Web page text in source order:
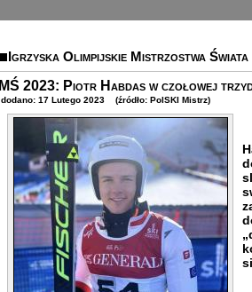
Igrzyska Olimpijskie Mistrzostwa
MŚ 2023: Piotr Habdas w czołowej
dodano: 17 Lutego 2023 (źródło: PolSKI Mistrz)